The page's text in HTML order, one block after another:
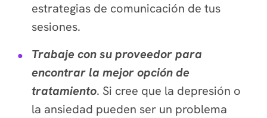
estrategias de comunicación de tus
sesiones.
Trabaje con su proveedor para
encontrar la mejor opción de
tratamiento. Si cree que la depresión o
la ansiedad pueden ser un problema